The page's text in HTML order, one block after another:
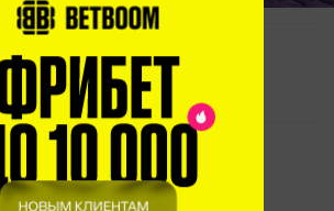
симулятора свиданий с аниме-
2
1